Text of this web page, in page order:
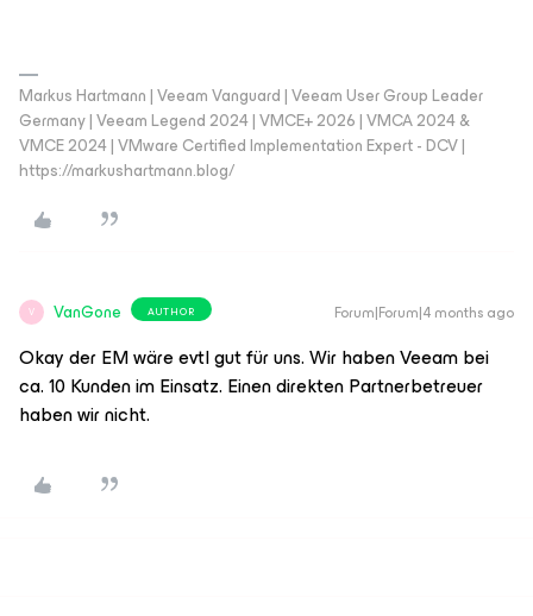
Markus Hartmann | Veeam Vanguard | Veeam User Group Leader
Germany | Veeam Legend 2024 | VMCE+ 2026 | VMCA 2024 &
VMCE 2024 | VMware Certified Implementation Expert - DCV |
https://markushartmann.blog/
V VanGone AUTHOR Forum|Forum|4 months ago
Okay der EM wäre evtl gut für uns. Wir haben Veeam bei
ca. 10 Kunden im Einsatz. Einen direkten Partnerbetreuer
haben wir nicht.